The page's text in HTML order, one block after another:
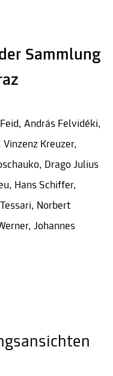
Sammlung
András Felvidéki,
Kreuzer,
Drago Julius
Hans Schiffer,
Norbert
Johannes